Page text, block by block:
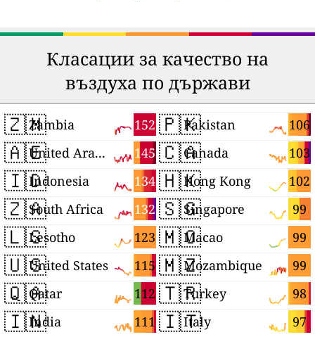
Класации за качество на
въздуха по държави
🇿🇲 152
Zambia
🇦🇪 145
United Arab Emirates
🇮🇩 134
Indonesia
🇿🇦 132
South Africa
🇱🇸 123
Lesotho
🇺🇸 115
United States
🇶🇦 112
Qatar
🇮🇳 111
India
🇵🇰 106
Pakistan
🇨🇦 103
Canada
🇭🇰 102
Hong Kong
🇸🇬 99
Singapore
🇲🇴 99
Macao
🇲🇿 99
Mozambique
🇹🇷 98
Turkey
🇮🇹 97
Italy